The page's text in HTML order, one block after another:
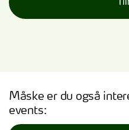
Måske er du også
events: